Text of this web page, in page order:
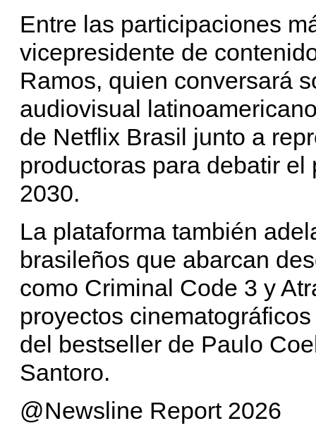
Entre las participaciones
vicepresidente de
Ramos, quien conversará
audiovisual
de Netflix Brasil junto a
productoras para debatir
2030.
La plataforma también
brasileños que abarcan
como Criminal Code 3 y
proyectos
del bestseller de Paulo
Santoro.
@Newsline Report 2026